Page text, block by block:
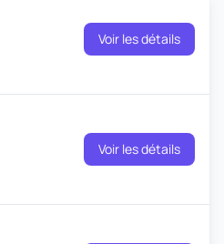
Voir les détails
Voir les détails